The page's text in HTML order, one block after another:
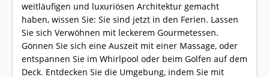
weitläufigen und luxuriösen Architektur gemacht
haben, wissen Sie: Sie sind jetzt in den Ferien. Lassen
Sie sich Verwöhnen mit leckerem Gourmetessen.
Gönnen Sie sich eine Auszeit mit einer Massage, oder
entspannen Sie im Whirlpool oder beim Golfen auf dem
Deck. Entdecken Sie die Umgebung, indem Sie mit